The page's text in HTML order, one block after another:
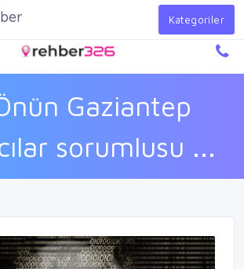
Giriş Yap
Gaziantep
sorumlusu ...
Kategoriler